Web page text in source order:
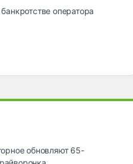
оператора
обновляют 65-